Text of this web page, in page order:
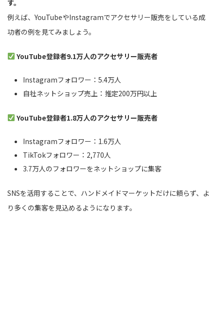
す。
例えば、YouTubeやInstagramでアクセサリー販売をしている成
功者の例を見てみましょう。
YouTube登録者9.1万人のアクセサリー販売者
Instagramフォロワー：5.4万人
自社ネットショップ売上：推定200万円以上
YouTube登録者1.8万人のアクセサリー販売者
Instagramフォロワー：1.6万人
TikTokフォロワー：2,770人
3.7万人のフォロワーをネットショップに集客
SNSを活用することで、ハンドメイドマーケットだけに頼らず、よ
り多くの集客を見込めるようになります。